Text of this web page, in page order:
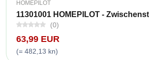
HOMEPILOT
11301001 HOMEPILOT -
(0)
63,99 EUR
(= 482,13 kn)